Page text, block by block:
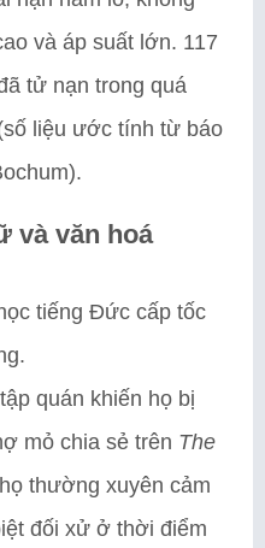
và áp suất lớn. 117
tử nạn trong quá
liệu ước tính từ báo
và văn hoá
tiếng Đức cấp tốc
quán khiến họ bị
mỏ chia sẻ trên The
thường xuyên cảm
đối xử ở thời điểm